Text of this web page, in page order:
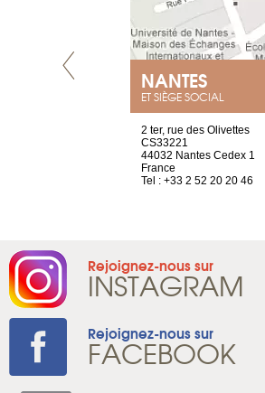
NANTES
ET SIÈGE SOCIAL
2 ter, rue des Olivettes
CS33221
44032 Nantes Cedex 1
France
Tel : +33 2 52 20 20 46
Rejoignez-nous sur
INSTAGRAM
Rejoignez-nous sur
FACEBOOK